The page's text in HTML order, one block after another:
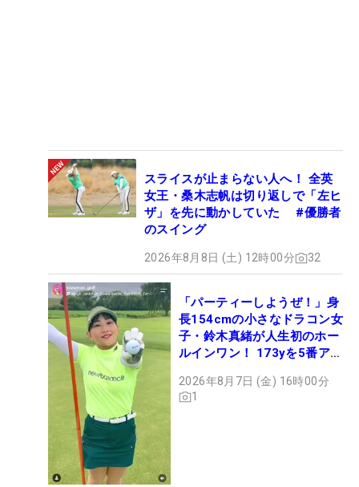
スライスが止まらない人へ！ 全英
女王・桑木志帆は切り返しで「左ヒ
ザ」を先に動かしていた #優勝者
のスイング
2026年8月8日 (土) 12時00分 32
「パーティーしようぜ！」身
長154cmの小さなドラコン女
子・鈴木真緒が人生初のホー
ルインワン！ 173yを5番アイ
2026年8月7日 (金) 16時00分
1